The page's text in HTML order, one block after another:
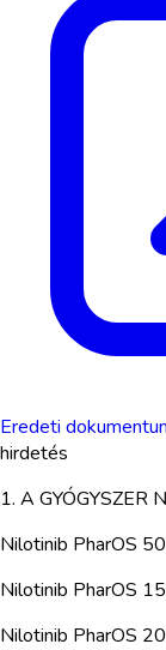
Eredeti
hirdetés
1. A GYÓGYSZER
Nilotinib PharOS
Nilotinib PharOS
Nilotinib PharOS